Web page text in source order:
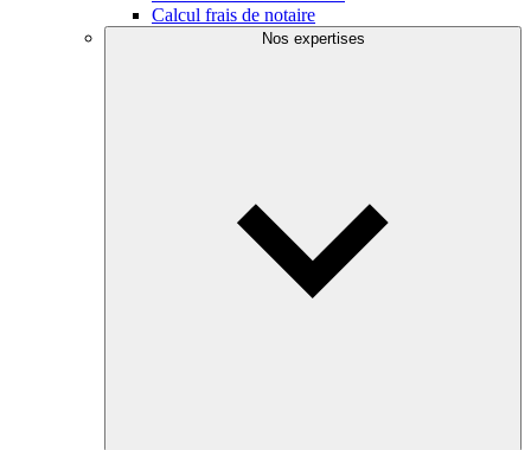
Calcul frais de notaire
Nos expertises